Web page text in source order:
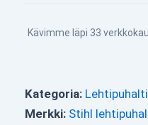
Kävimme läpi 33
Kategoria:
Merkki: Stihl